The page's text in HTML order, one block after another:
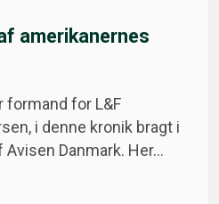
amerikanernes
formand for L&F
i denne kronik bragt i
Danmark. Her…